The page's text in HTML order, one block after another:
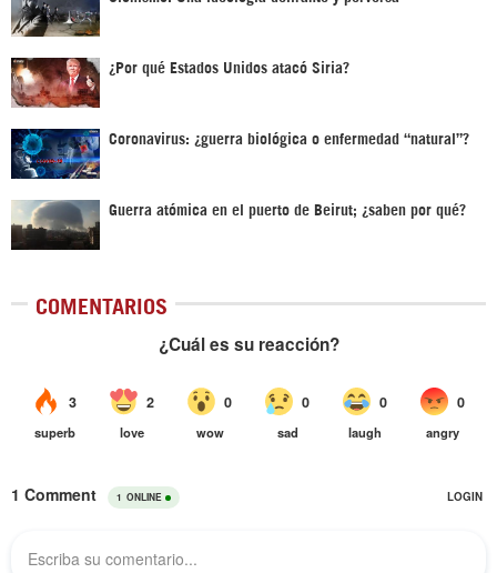
¿Por qué Estados Unidos atacó Siria?
Coronavirus: ¿guerra biológica o enfermedad “natural”?
Guerra atómica en el puerto de Beirut; ¿saben por qué?
COMENTARIOS